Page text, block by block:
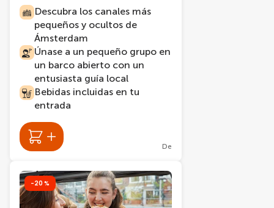
Descubra los canales más
pequeños y ocultos de
Ámsterdam
Únase a un pequeño grupo en
un barco abierto con un
entusiasta guía local
Bebidas incluidas en tu
entrada
De
-20 %